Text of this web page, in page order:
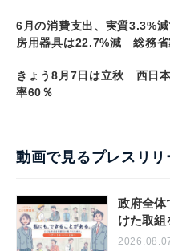
6月の消費支出、実質3.3%
房用器具は22.7%減 総務省
きょう8月7日は立秋 西日
率60％
動画で見るプレスリリ
政府全体
けた取組